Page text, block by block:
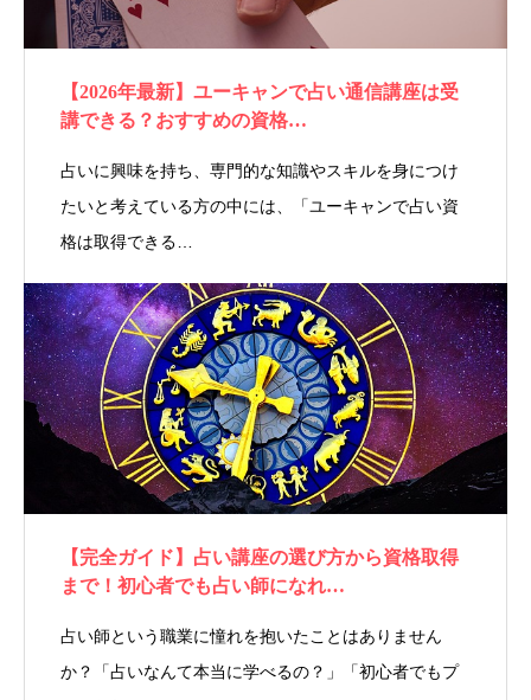
【2026年最新】ユーキャンで占い通信講座は受
講できる？おすすめの資格…
占いに興味を持ち、専門的な知識やスキルを身につけ
たいと考えている方の中には、「ユーキャンで占い資
格は取得できる…
【完全ガイド】占い講座の選び方から資格取得
まで！初心者でも占い師になれ…
占い師という職業に憧れを抱いたことはありません
か？「占いなんて本当に学べるの？」「初心者でもプ